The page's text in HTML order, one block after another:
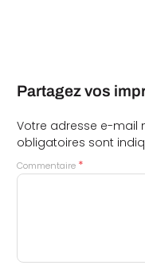
Partagez vos
Votre adresse e-mail
obligatoires sont
Commentaire *